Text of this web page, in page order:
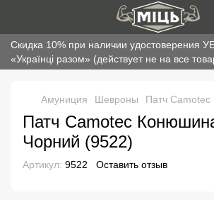
Скидка 10% при наличии удостоверения
«Українці разом» (действует не на все
Амуниция Шевроны Патч
Патч Camotec
Чорний (9522)
Артикул: 9522 Оставить отзыв